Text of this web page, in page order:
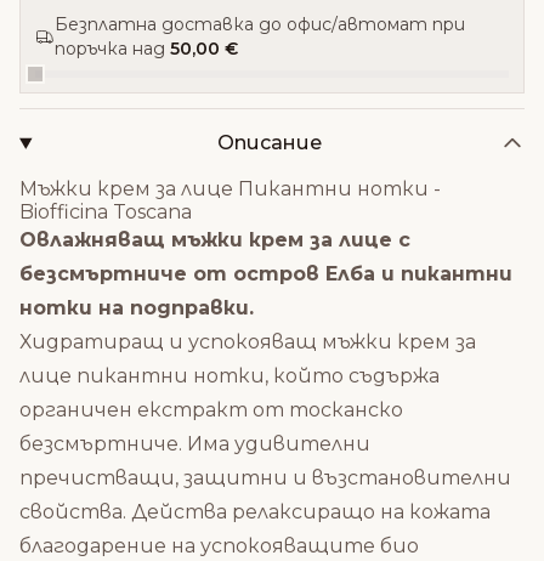
Безплатна доставка до офис/автомат при
поръчка над 50,00 €
Описание
Мъжки крем за лице Пикантни нотки -
Biofficina Toscana
Овлажняващ мъжки крем за лице с
безсмъртниче от остров Елба и пикантни
нотки на подправки.
Хидратиращ и успокояващ мъжки крем за
лице пикантни нотки, който съдържа
органичен екстракт от тосканско
безсмъртниче. Има удивителни
пречистващи, защитни и възстановителни
свойства. Действа релаксиращо на кожата
благодарение на успокояващите био